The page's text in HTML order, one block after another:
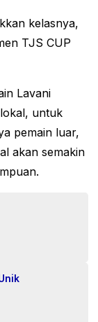
kelasnya,
TJS CUP
Lavani
untuk
pemain luar,
akan semakin